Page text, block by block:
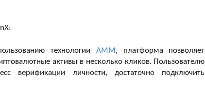
технологии AMM , платформа позволяет
активы в несколько кликов. Пользователю
верификации личности, достаточно подключить